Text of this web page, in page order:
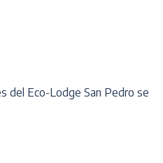
del Eco-Lodge San Pedro se